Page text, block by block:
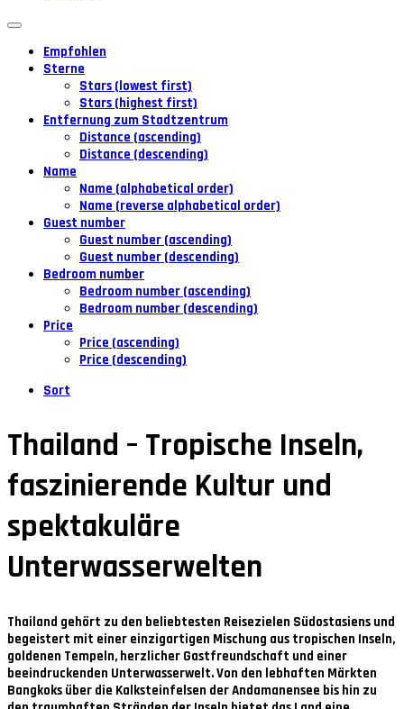
Empfohlen
Sterne
Stars (lowest first)
Stars (highest first)
Entfernung zum Stadtzentrum
Distance (ascending)
Distance (descending)
Name
Name (alphabetical order)
Name (reverse alphabetical order)
Guest number
Guest number (ascending)
Guest number (descending)
Bedroom number
Bedroom number (ascending)
Bedroom number (descending)
Price
Price (ascending)
Price (descending)
Sort
Thailand – Tropische Inseln,
faszinierende Kultur und
spektakuläre
Unterwasserwelten
Thailand gehört zu den beliebtesten Reisezielen Südostasiens und
begeistert mit einer einzigartigen Mischung aus tropischen Inseln,
goldenen Tempeln, herzlicher Gastfreundschaft und einer
beeindruckenden Unterwasserwelt. Von den lebhaften Märkten
Bangkoks über die Kalksteinfelsen der Andamanensee bis hin zu